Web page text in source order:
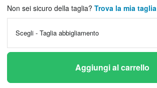
Non sei sicuro della taglia? Trova la mia taglia
Scegli - Taglia abbigliamento
Aggiungi al carrello